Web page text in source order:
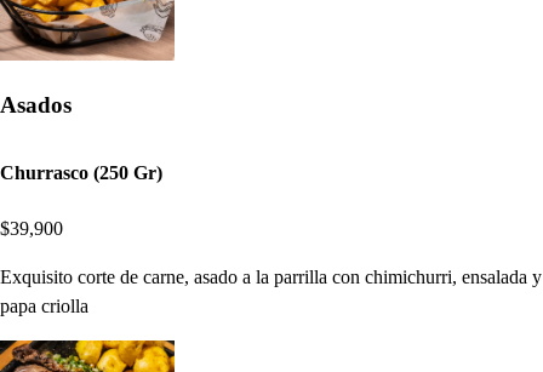
Asados
Churrasco (250 Gr)
$39,900
Exquisito corte de carne, asado a la parrilla con chimichurri, ensalada y
papa criolla